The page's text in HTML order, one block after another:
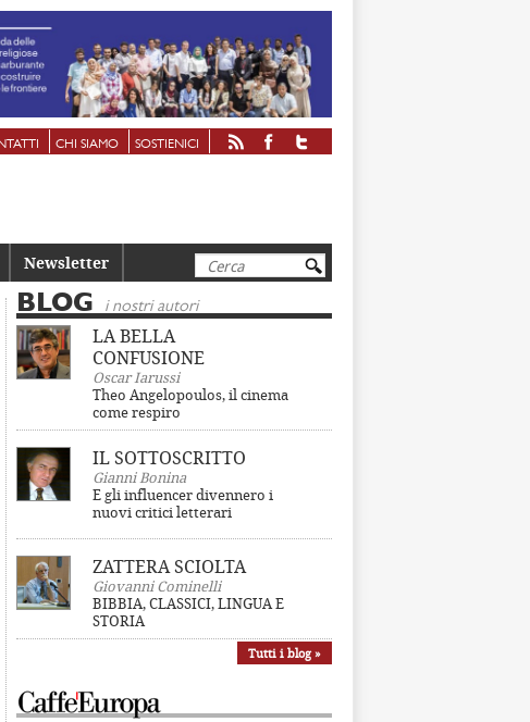
CHI SIAMO SOSTIENICI
Cerca
Newsletter
BLOG i nostri autori
LA BELLA
CONFUSIONE
Oscar Iarussi
Theo Angelopoulos, il cinema
come respiro
IL SOTTOSCRITTO
Gianni Bonina
E gli influencer divennero i
nuovi critici letterari
ZATTERA SCIOLTA
Giovanni Cominelli
BIBBIA, CLASSICI, LINGUA E
STORIA
Tutti i blog »